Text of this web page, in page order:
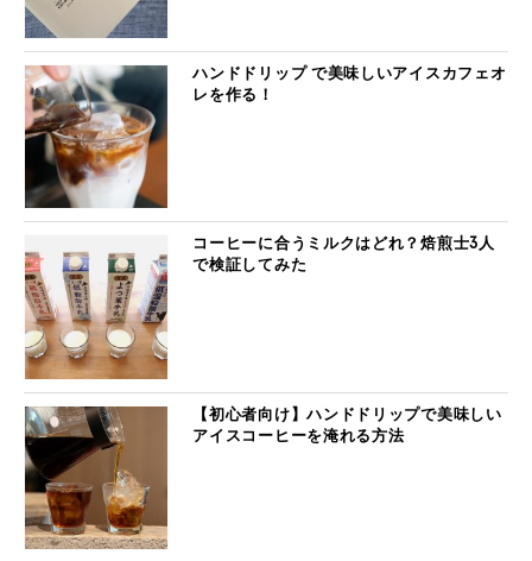
ハンドドリップ で美味しいアイスカフェオ
レを作る！
コーヒーに合うミルクはどれ？焙煎士3人
で検証してみた
【初心者向け】ハンドドリップで美味しい
アイスコーヒーを淹れる方法